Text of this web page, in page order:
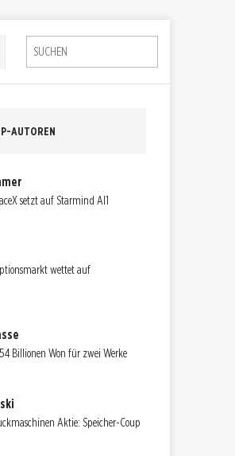
AUTOREN
setzt auf Starmind AI1
wettet auf
Billionen Won für zwei Werke
Aktie: Speicher-Coup